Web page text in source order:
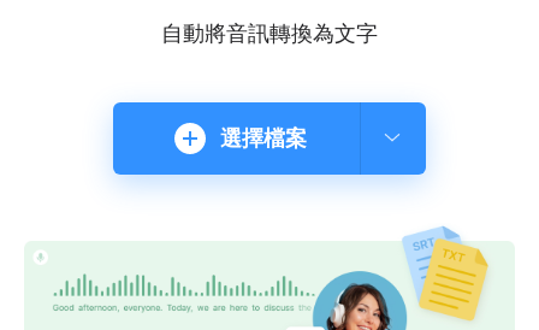
自動將音訊轉換為文字
選擇檔案